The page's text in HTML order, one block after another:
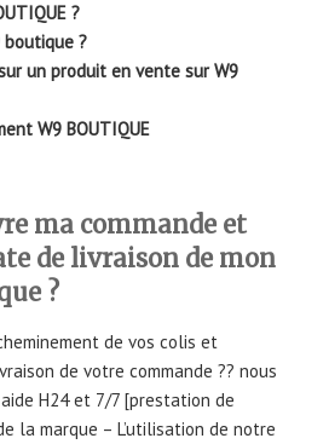
?
boutique ?
un produit en vente sur W9
W9 BOUTIQUE
ma commande et
de livraison de mon
?
de vos colis et
de votre commande ?? nous
H24 et 7/7 [prestation de
la marque – L’utilisation de notre